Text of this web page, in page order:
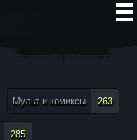
Мульт и комиксы 263
285